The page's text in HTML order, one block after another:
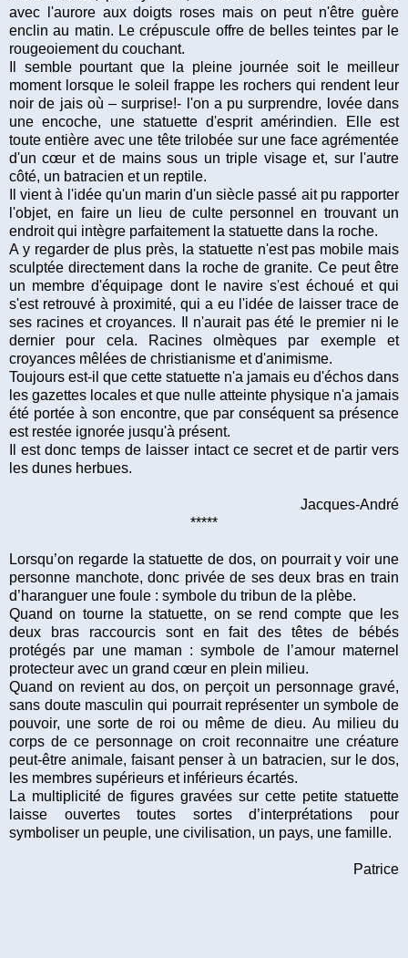
avec l'aurore aux doigts roses mais on peut n'être guère
enclin au matin. Le crépuscule offre de belles teintes par le
rougeoiement du couchant.
Il semble pourtant que la pleine journée soit le meilleur
moment lorsque le soleil frappe les rochers qui rendent leur
noir de jais où – surprise!- l'on a pu surprendre, lovée dans
une encoche, une statuette d'esprit amérindien. Elle est
toute entière avec une tête trilobée sur une face agrémentée
d'un cœur et de mains sous un triple visage et, sur l'autre
côté, un batracien et un reptile.
Il vient à l'idée qu'un marin d'un siècle passé ait pu rapporter
l'objet, en faire un lieu de culte personnel en trouvant un
endroit qui intègre parfaitement la statuette dans la roche.
A y regarder de plus près, la statuette n'est pas mobile mais
sculptée directement dans la roche de granite. Ce peut être
un membre d'équipage dont le navire s'est échoué et qui
s'est retrouvé à proximité, qui a eu l'idée de laisser trace de
ses racines et croyances. Il n'aurait pas été le premier ni le
dernier pour cela. Racines olmèques par exemple et
croyances mêlées de christianisme et d'animisme.
Toujours est-il que cette statuette n'a jamais eu d'échos dans
les gazettes locales et que nulle atteinte physique n'a jamais
été portée à son encontre, que par conséquent sa présence
est restée ignorée jusqu'à présent.
Il est donc temps de laisser intact ce secret et de partir vers
les dunes herbues.
Jacques-André
*****
Lorsqu’on regarde la statuette de dos, on pourrait y voir une
personne manchote, donc privée de ses deux bras en train
d’haranguer une foule : symbole du tribun de la plèbe.
Quand on tourne la statuette, on se rend compte que les
deux bras raccourcis sont en fait des têtes de bébés
protégés par une maman : symbole de l’amour maternel
protecteur avec un grand cœur en plein milieu.
Quand on revient au dos, on perçoit un personnage gravé,
sans doute masculin qui pourrait représenter un symbole de
pouvoir, une sorte de roi ou même de dieu. Au milieu du
corps de ce personnage on croit reconnaitre une créature
peut-être animale, faisant penser à un batracien, sur le dos,
les membres supérieurs et inférieurs écartés.
La multiplicité de figures gravées sur cette petite statuette
laisse ouvertes toutes sortes d’interprétations pour
symboliser un peuple, une civilisation, un pays, une famille.
Patrice